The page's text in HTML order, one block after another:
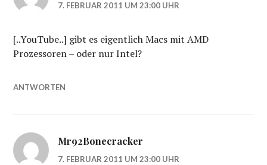
7. FEBRUAR 2011 UM 23:00 UHR
[..YouTube..] gibt es eigentlich Macs mit AMD
Prozessoren – oder nur Intel?
ANTWORTEN
Mr92Bonecracker
7. FEBRUAR 2011 UM 23:00 UHR